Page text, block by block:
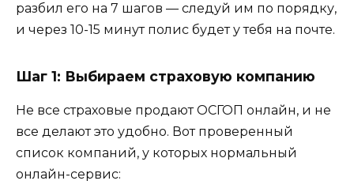
разбил его на 7 шагов — следуй им по порядку,
и через 10-15 минут полис будет у тебя на почте.
Шаг 1: Выбираем страховую компанию
Не все страховые продают ОСГОП онлайн, и не
все делают это удобно. Вот проверенный
список компаний, у которых нормальный
онлайн-сервис: